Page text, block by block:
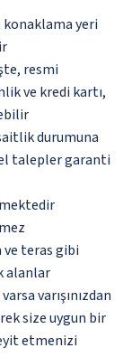
konaklama yeri
resmi
ve kredi kartı,
durumuna
talepler garanti
ve teras gibi
alanlar
varışınızdan
size uygun bir
etmenizi